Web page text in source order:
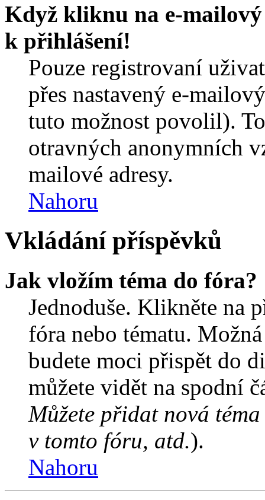
Když kliknu na e-
k přihlášení!
Pouze registrovaní
přes nastavený e-
tuto možnost povolil).
otravných anonymních
mailové adresy.
Nahoru
Vkládání příspěvků
Jak vložím téma do fóra?
Jednoduše. Klikněte na
fóra nebo tématu.
budete moci přispět do
můžete vidět na spodní
Můžete přidat nová
v tomto fóru, atd.).
Nahoru